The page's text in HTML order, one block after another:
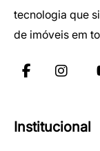
tecnologia que
de imóveis em
Institucional